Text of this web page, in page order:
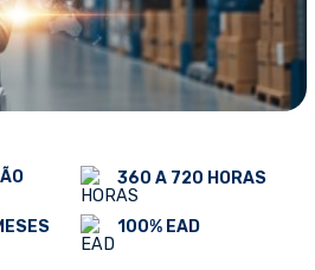
360 A 720 HORAS
100% EAD